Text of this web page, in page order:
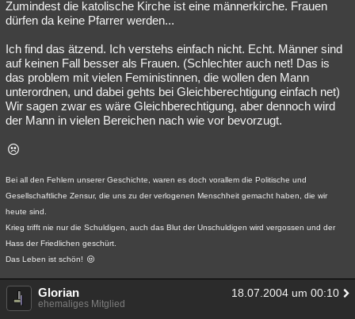
Zumindest die katolische Kirche ist eine männerkirche. Frauen
dürfen da keine Pfarrer werden...
Ich find das ätzend. Ich verstehs einfach nicht. Echt. Männer sind
auf keinen Fall besser als Frauen. (Schlechter auch net! Das is
das problem mit vielen Feministinnen, die wollen den Mann
unterordnen, und dabei gehts bei Gleichberechtigung einfach net)
Wir sagen zwar es wäre Gleichberechtigung, aber dennoch wird
der Mann in vielen Bereichen nach wie vor bevorzugt.
Bei all den Fehlern unserer Geschichte, waren es doch vorallem die Politische und
Gesellschaftliche Zensur, die uns zu der verlogenen Menschheit gemacht haben, die wir
heute sind.
Krieg trifft nie nur die Schuldigen, auch das Blut der Unschuldigen wird vergossen und der
Hass der Friedlichen geschürt.
Das Leben ist schön!
Glorian 18.07.2004 um 00:10
ehemaliges Mitglied